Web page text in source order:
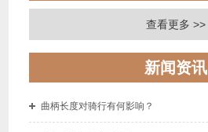
查看更多 >>
新闻资讯
曲柄长度对骑行有何影响？